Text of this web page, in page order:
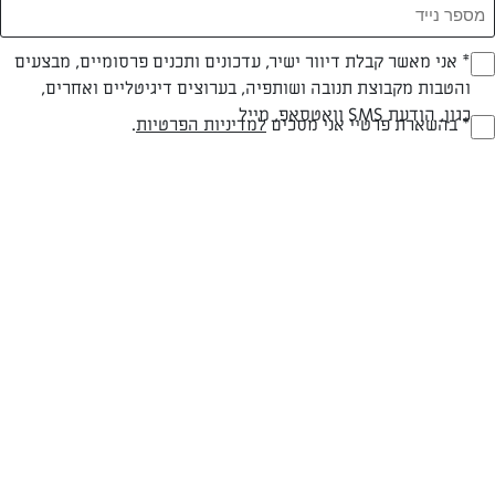
סלט טונה וביצה קשה
Opt_In
(חובה)
* אני מאשר קבלת דיוור ישיר, עדכונים ותכנים פרסומיים, מבצעים
והטבות מקבוצת תנובה ושותפיה, בערוצים דיגיטליים ואחרים,
כגון, הודעת SMS וואטסאפ, מייל
RegulationsApproved
* בהשארת פרטיי אני מסכיםלמדיניות הפרטיות.